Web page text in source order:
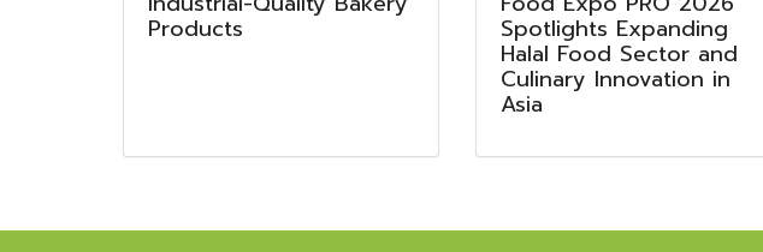
Products Spotlights Expanding
Halal Food Sector and
Culinary Innovation in
Asia